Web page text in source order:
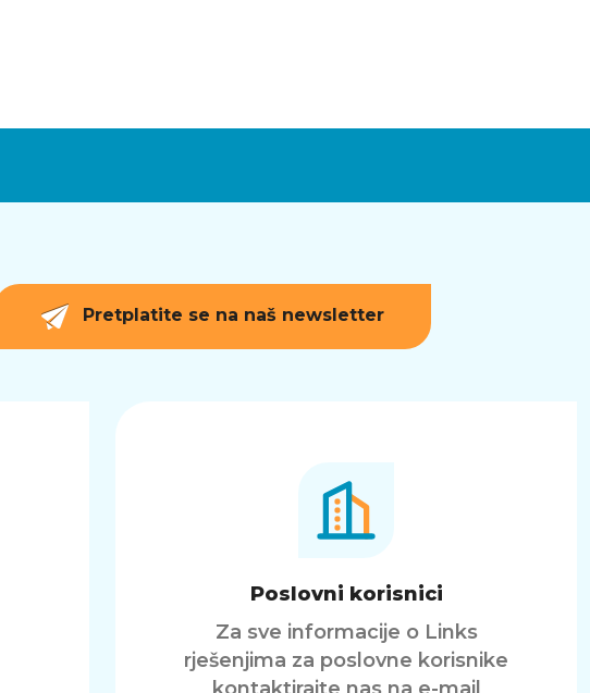
Pretplatite se na naš newsletter
Poslovni korisnici
Za sve informacije o Links
rješenjima za poslovne korisnike